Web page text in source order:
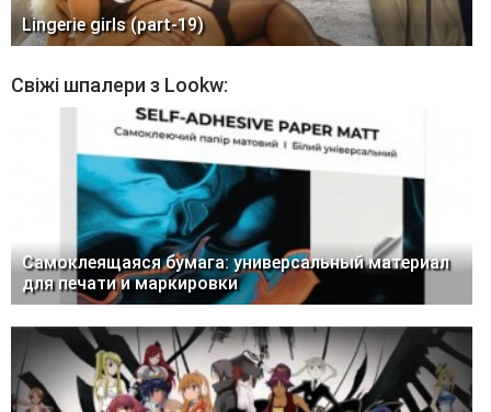
Lingerie girls (part-19)
Свіжі шпалери з Lookw:
Самоклеящаяся бумага: универсальный материал
для печати и маркировки